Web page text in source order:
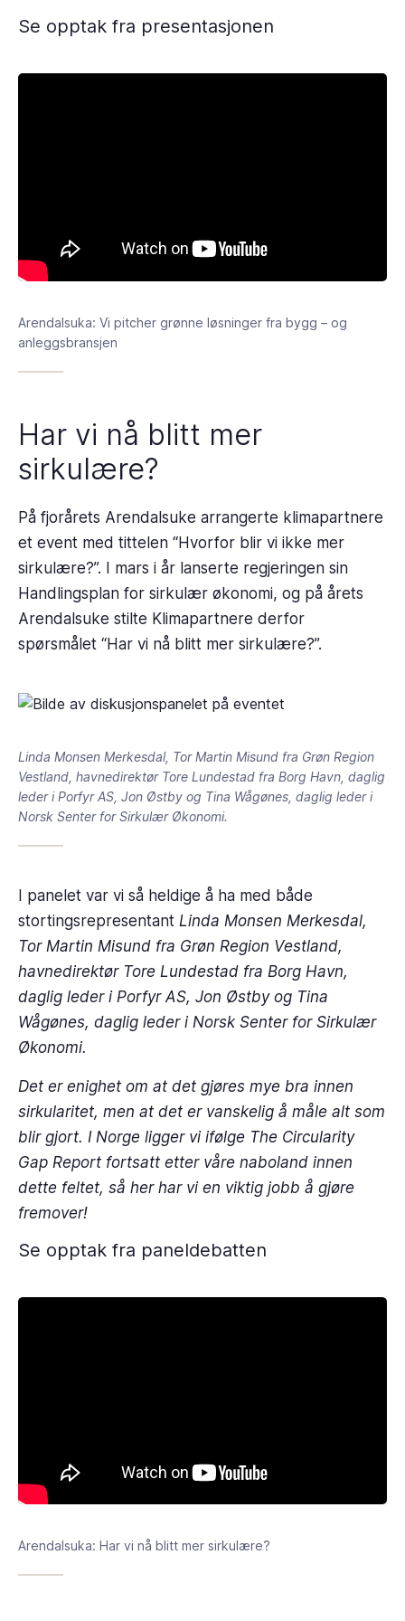
Se opptak fra presentasjonen
Arendalsuka: Vi pitcher grønne løsninger fra bygg – og
anleggsbransjen
Har vi nå blitt mer
sirkulære?
På fjorårets Arendalsuke arrangerte klimapartnere
et event med tittelen “Hvorfor blir vi ikke mer
sirkulære?”. I mars i år lanserte regjeringen sin
Handlingsplan for sirkulær økonomi, og på årets
Arendalsuke stilte Klimapartnere derfor
spørsmålet “Har vi nå blitt mer sirkulære?”.
Linda Monsen Merkesdal, Tor Martin Misund fra Grøn Region
Vestland, havnedirektør Tore Lundestad fra Borg Havn, daglig
leder i Porfyr AS, Jon Østby og Tina Wågønes, daglig leder i
Norsk Senter for Sirkulær Økonomi.
I panelet var vi så heldige å ha med både
stortingsrepresentant Linda Monsen Merkesdal,
Tor Martin Misund fra Grøn Region Vestland,
havnedirektør Tore Lundestad fra Borg Havn,
daglig leder i Porfyr AS, Jon Østby og Tina
Wågønes, daglig leder i Norsk Senter for Sirkulær
Økonomi.
Det er enighet om at det gjøres mye bra innen
sirkularitet, men at det er vanskelig å måle alt som
blir gjort. I Norge ligger vi ifølge The Circularity
Gap Report fortsatt etter våre naboland innen
dette feltet, så her har vi en viktig jobb å gjøre
fremover!
Se opptak fra paneldebatten
Arendalsuka: Har vi nå blitt mer sirkulære?